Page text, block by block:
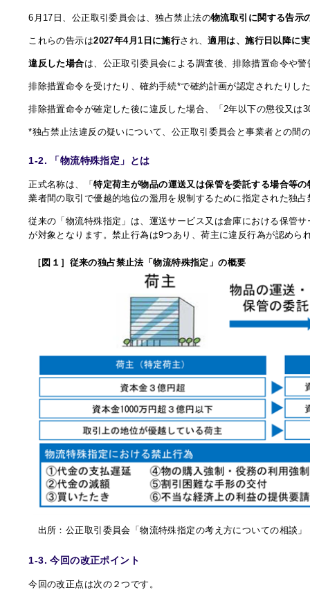
6 月17日、公正取引委員会は、独占禁止法の物流取引に関する告示
これらの告示は2027年4月1日に施行され、適用は、施行日以降に
違反した場合は、公正取引委員会による調査後、排除措置命令や
排除措置命令を受けたり、確約手続*で確約計画が認定されたりし
排除措置命令が確定した後に違反した場合、「2年以下の懲役又
*独占禁止法違反の疑いについて、公正取引委員会と事業者との間
1-2. 「物流特殊指定」とは
正式名称は、「特定荷主が物品の運送又は保管を委託する場合等
業者間の取引で優越的地位の濫用を規制するために指定された独
従来の「物流特殊指定」は、運送サービス又は倉庫における保管
が対象となります。禁止行為は9つあり、荷主に違反行為が認め
［図１］従来の独占禁止法「物流特殊指定」の概要
出所：公正取引委員会「物流特殊指定の考え方についての相談
1-3. 今回の改正ポイント
今回の改正点は次の２つです。